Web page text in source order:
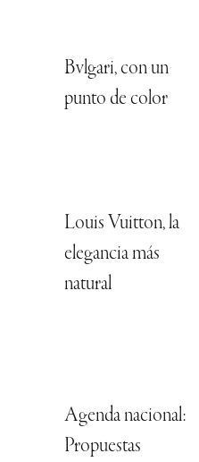
Bvlgari, con un
punto de color
Louis Vuitton, la
elegancia más
natural
Agenda nacional:
Propuestas